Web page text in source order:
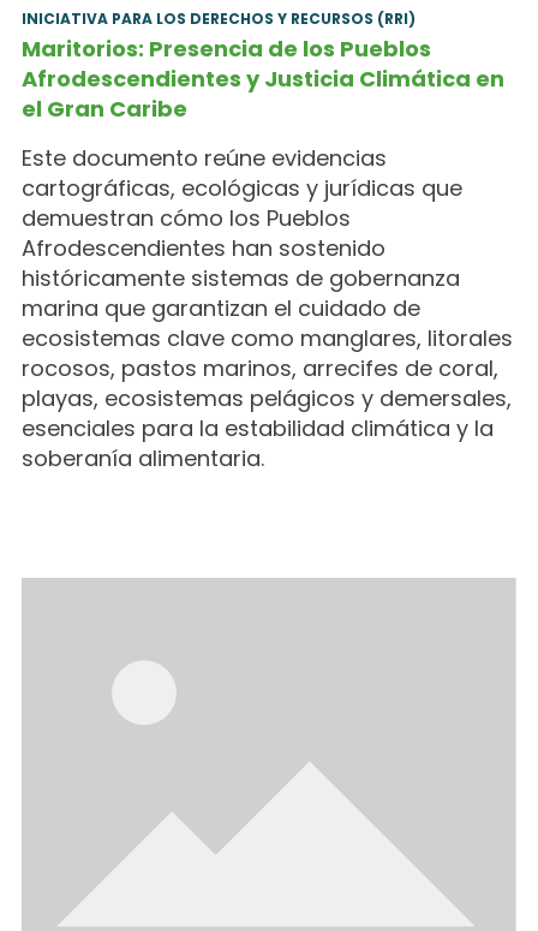
INICIATIVA PARA LOS DERECHOS Y RECURSOS (RRI)
Maritorios: Presencia de los Pueblos
Afrodescendientes y Justicia Climática en
el Gran Caribe
Este documento reúne evidencias
cartográficas, ecológicas y jurídicas que
demuestran cómo los Pueblos
Afrodescendientes han sostenido
históricamente sistemas de gobernanza
marina que garantizan el cuidado de
ecosistemas clave como manglares, litorales
rocosos, pastos marinos, arrecifes de coral,
playas, ecosistemas pelágicos y demersales,
esenciales para la estabilidad climática y la
soberanía alimentaria.